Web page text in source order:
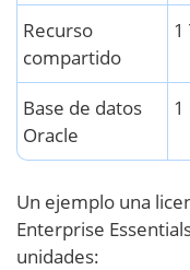
Recurso
compartido
1
Base de datos
Oracle
1
Un ejemplo una
Enterprise
unidades: